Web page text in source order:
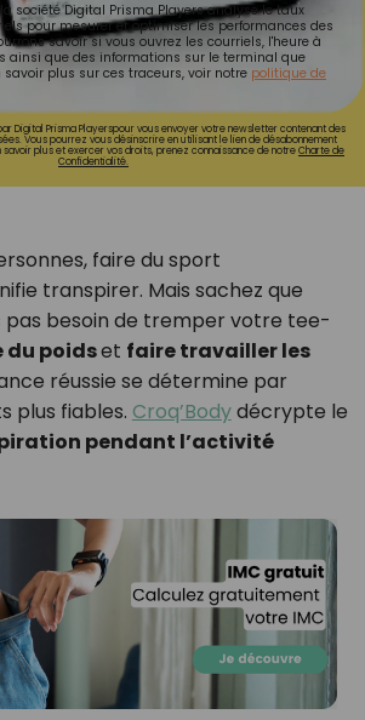
société Digital Prisma Players analyse le taux
pour mesurer et optimiser les performances des
savoir si vous ouvrez les courriels, l'heure à
ainsi que des informations sur le terminal que
savoir plus sur ces traceurs, voir notre politique de
Digital Prisma Playerspour vous envoyer votre newsletter contenant des
Vous pourrez vous désinscrire en utilisant le lien de désabonnement
plus et exercer vos droits, prenez connaissance de notreCharte de
Confidentialité.
faire du sport
transpirer. Mais sachez que
pas besoin de tremper votre tee-
du poidset faire travailler les
réussie se détermine par
plus fiables. Croq’Bodydécrypte le
pendant l’activité